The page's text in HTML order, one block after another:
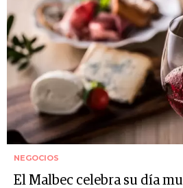
NEGOCIOS
El Malbec celebra su día